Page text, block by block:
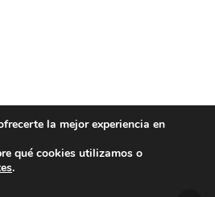
la mejor experiencia en
qué cookies utilizamos o
.